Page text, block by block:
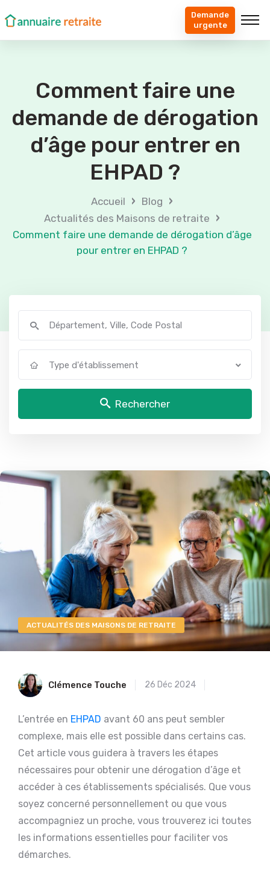
Demande
urgente
Comment faire une
demande de dérogation
d’âge pour entrer en
EHPAD ?
Accueil › Blog ›
Actualités des Maisons de retraite ›
Comment faire une demande de dérogation d’âge
pour entrer en EHPAD ?
Type d'établissement
Rechercher
ACTUALITÉS DES MAISONS DE RETRAITE
Clémence Touche 26 Déc 2024
L’entrée en EHPAD avant 60 ans peut sembler
complexe, mais elle est possible dans certains cas.
Cet article vous guidera à travers les étapes
nécessaires pour obtenir une dérogation d’âge et
accéder à ces établissements spécialisés. Que vous
soyez concerné personnellement ou que vous
accompagniez un proche, vous trouverez ici toutes
les informations essentielles pour faciliter vos
démarches.